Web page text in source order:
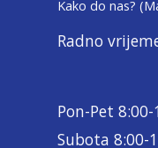
Kako do nas?
Radno
Pon-Pet 8:00-
Subota 8:00-